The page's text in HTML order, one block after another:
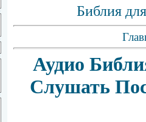
Библия
Аудио
Слушать